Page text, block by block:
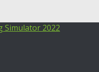
Simulator 2022